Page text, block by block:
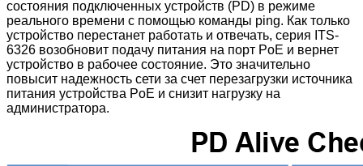
состояния подключенных устройств (PD) в режиме
реального времени с помощью команды ping. Как только
устройство перестанет работать и отвечать, серия ITS-
6326 возобновит подачу питания на порт PoE и вернет
устройство в рабочее состояние. Это значительно
повысит надежность сети за счет перезагрузки источника
питания устройства PoE и снизит нагрузку на
администратора.